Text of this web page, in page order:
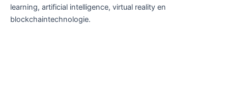
learning, artificial intelligence, virtual reality en
blockchaintechnologie.